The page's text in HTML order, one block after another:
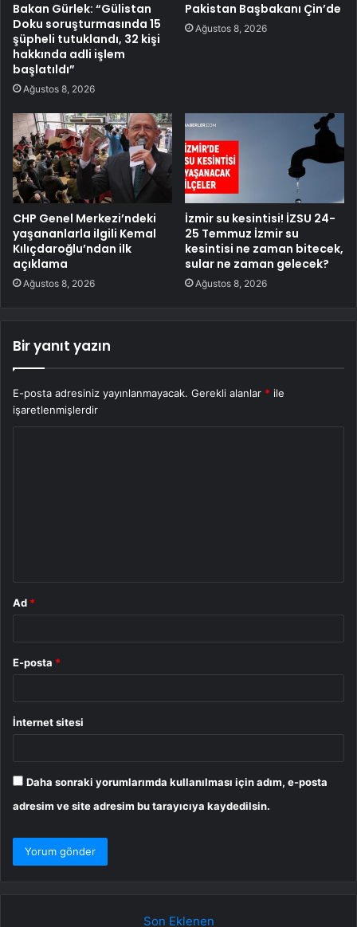
Bakan Gürlek: “Gülistan
Doku soruşturmasında 15
şüpheli tutuklandı, 32 kişi
hakkında adli işlem
başlatıldı”
Ağustos 8, 2026
Pakistan Başbakanı Çin’de
Ağustos 8, 2026
CHP Genel Merkezi’ndeki
yaşananlarla ilgili Kemal
Kılıçdaroğlu’ndan ilk
açıklama
Ağustos 8, 2026
İzmir su kesintisi! İZSU 24-
25 Temmuz İzmir su
kesintisi ne zaman bitecek,
sular ne zaman gelecek?
Ağustos 8, 2026
Bir yanıt yazın
E-posta adresiniz yayınlanmayacak. Gerekli alanlar * ile
işaretlenmişlerdir
Ad *
E-posta *
İnternet sitesi
Daha sonraki yorumlarımda kullanılması için adım, e-posta
adresim ve site adresim bu tarayıcıya kaydedilsin.
Son Eklenen